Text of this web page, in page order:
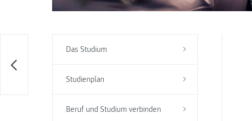
Das Studium
Studienplan
Beruf und Studium verbinden